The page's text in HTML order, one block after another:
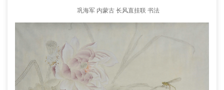
巩海军 内蒙古 长风直挂联 书法